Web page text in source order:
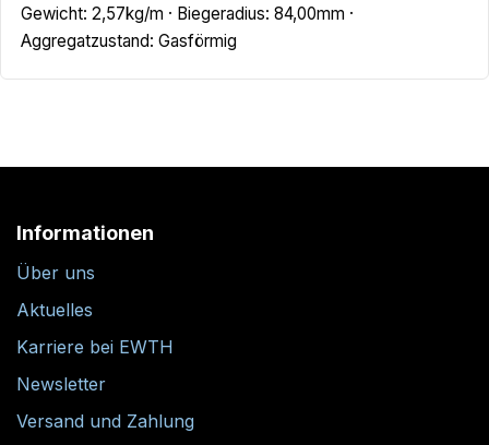
Gewicht: 2,57kg/m · Biegeradius: 84,00mm ·
Aggregatzustand: Gasförmig
Informationen
Über uns
Aktuelles
Karriere bei EWTH
Newsletter
Versand und Zahlung